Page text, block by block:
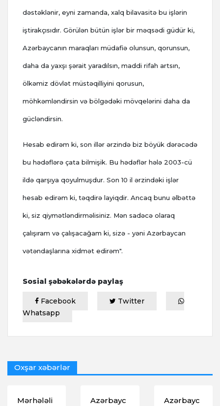
dəstəklənir, eyni zamanda, xalq bilavasitə bu işlərin
iştirakçısıdır. Görülən bütün işlər bir məqsədi güdür ki,
Azərbaycanın maraqları müdafiə olunsun, qorunsun,
daha da yaxşı şərait yaradılsın, maddi rifah artsın,
ölkəmiz dövlət müstəqilliyini qorusun,
möhkəmləndirsin və bölgədəki mövqelərini daha da
gücləndirsin.
Hesab edirəm ki, son illər ərzində biz böyük dərəcədə
bu hədəflərə çata bilmişik. Bu hədəflər hələ 2003-cü
ildə qarşıya qoyulmuşdur. Son 10 il ərzindəki işlər
hesab edirəm ki, təqdirə layiqdir. Ancaq bunu əlbəttə
ki, siz qiymətləndirməlisiniz. Mən sadəcə olaraq
çalışıram və çalışacağam ki, sizə - yəni Azərbaycan
vətəndaşlarına xidmət edirəm".
Sosial şəbəkələrdə paylaş
Facebook
Twitter
Whatsapp
Oxşar xəbərlər
Mərhələli
Azərbayc
Azərbayc